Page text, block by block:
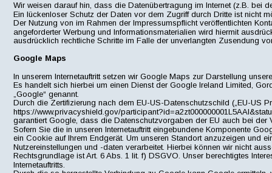
Wir weisen darauf hin, dass die Datenübertragung im Internet (z.B. bei
Ein lückenloser Schutz der Daten vor dem Zugriff durch Dritte ist nicht
Der Nutzung von im Rahmen der Impressumspflicht veröffentlichten
angeforderter Werbung und Informationsmaterialien wird hiermit
ausdrücklich rechtliche Schritte im Falle der unverlangten Zusendung
Google Maps
In unserem Internetauftritt setzen wir Google Maps zur Darstellung
Es handelt sich hierbei um einen Dienst der Google Ireland Limited,
„Google“ genannt.
Durch die Zertifizierung nach dem EU-US-Datenschutzschild („EU-US
https://www.privacyshield.gov/
garantiert Google, dass die Datenschutzvorgaben der EU auch bei der
Sofern Sie die in unseren Internetauftritt eingebundene Komponente
ein Cookie auf Ihrem Endgerät. Um unseren Standort anzuzeigen und
Nutzereinstellungen und -daten verarbeitet. Hierbei können wir nicht
Rechtsgrundlage ist Art. 6 Abs. 1 lit. f) DSGVO. Unser berechtigtes
Internetauftritts.